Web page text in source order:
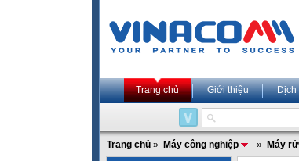
Trang chủ Giới thiệu Dịch
Trang chủ » Máy công nghiệp » Máy